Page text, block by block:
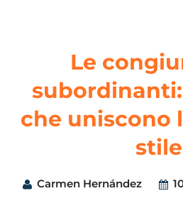
Le
che uniscono
stile
Carmen Hernández